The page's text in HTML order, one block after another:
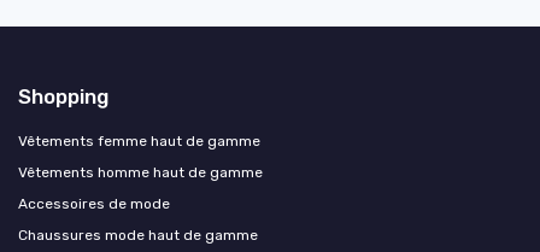
Shopping
Vêtements femme haut de gamme
Vêtements homme haut de gamme
Accessoires de mode
Chaussures mode haut de gamme